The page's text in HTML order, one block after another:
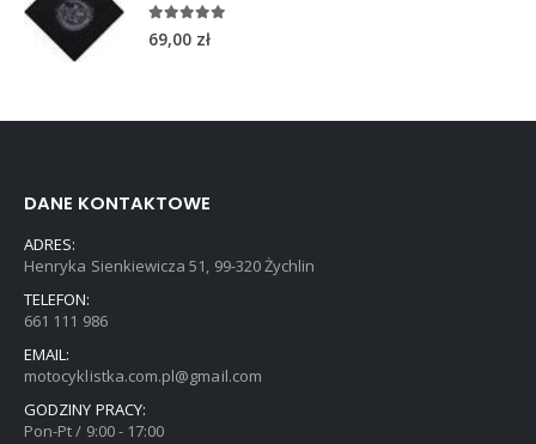
5.00out of 5
69,00 zł
DANE KONTAKTOWE
ADRES:
Henryka Sienkiewicza 51, 99-320 Żychlin
TELEFON:
661 111 986
EMAIL:
motocyklistka.com.pl@gmail.com
GODZINY PRACY:
Pon-Pt / 9:00 - 17:00